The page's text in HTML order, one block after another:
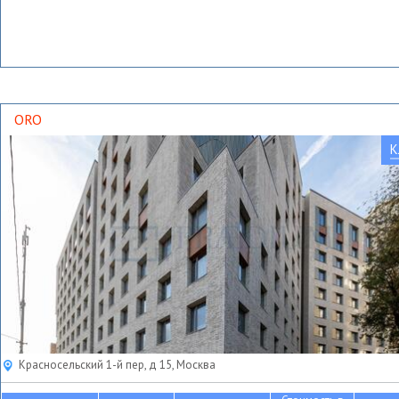
ORO
Красносельский 1-й пер, д 15, Москва